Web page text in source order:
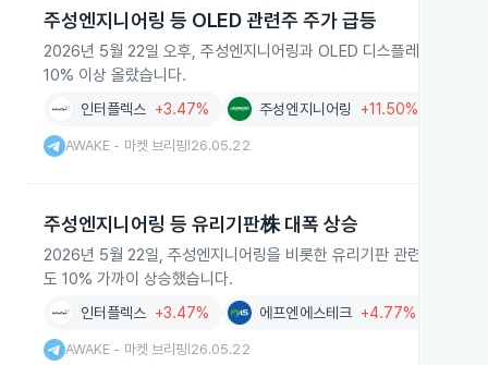
주성엔지니어링 등 OLED 관련주 주가 급등
2026년 5월 22일 오후, 주성엔지니어링과 OLED 디스플레이 주요
10% 이상 올랐습니다.
인터플렉스 +3.47% 주성엔지니어링 +11.50%
AWAKE - 마켓 브리핑 26.05.22
주성엔지니어링 등 유리기판株 대폭 상승
2026년 5월 22일, 주성엔지니어링을 비롯한 유리기판 관련 주요 상
도 10% 가까이 상승했습니다.
인터플렉스 +3.47% 에프엔에스테크 +4.77%
AWAKE - 마켓 브리핑 26.05.22